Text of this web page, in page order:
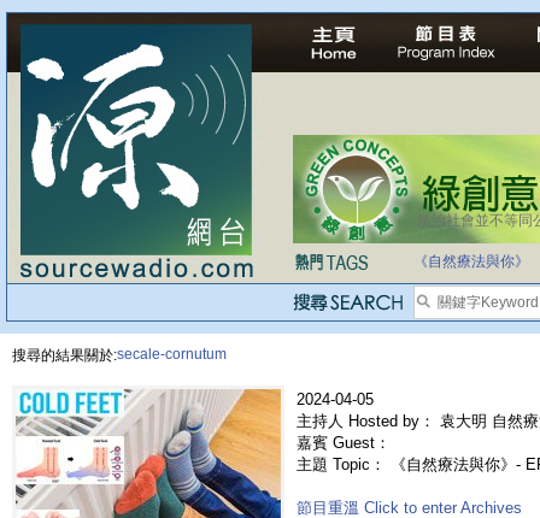
法治社會並不等同
自家教育合法化-
《自然療法與你》
搜尋的結果關於:secale-cornutum
2024-04-05
主持人 Hosted by： 袁大明 自然
嘉賓 Guest：
主題 Topic： 《自然療法與你》-
節目重溫 Click to enter Archives